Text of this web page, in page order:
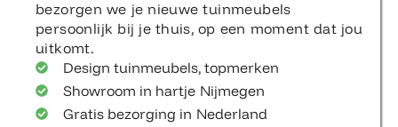
bezorgen we je nieuwe tuinmeubels
persoonlijk bij je thuis, op een moment dat jou
uitkomt.
Design tuinmeubels, topmerken
Showroom in hartje Nijmegen
Gratis bezorging in Nederland